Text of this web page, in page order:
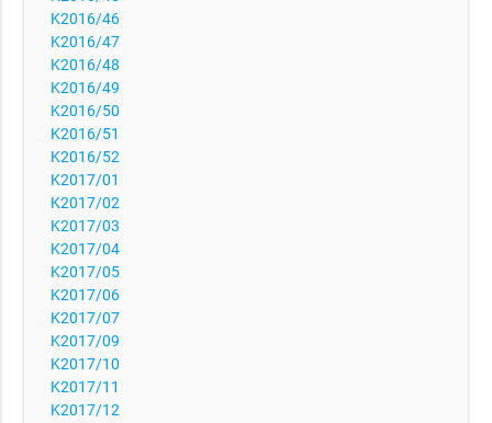
K2016/46
K2016/47
K2016/48
K2016/49
K2016/50
K2016/51
K2016/52
K2017/01
K2017/02
K2017/03
K2017/04
K2017/05
K2017/06
K2017/07
K2017/09
K2017/10
K2017/11
K2017/12